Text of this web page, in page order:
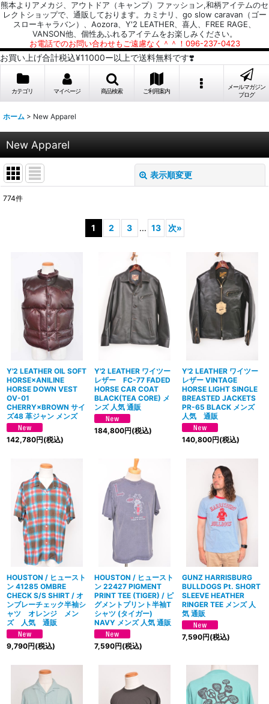
熊本よりアメカジ、アウトドア（キャンプ）ファッション,和柄アイテムのセ
レクトショップで、通販しております。カミナリ、go slow caravan（ゴー
スローキャラバン）、Aozora、Y'2 LEATHER、喜人、FREE RAGE、
VANSON他、個性あふれるアイテムをお楽しみください。
お電話でのお問い合わせもご遠慮なく＾＾！096-237-0423
お買い上げ合計税込¥11000ー以上で送料無料です❣️
カテゴリ マイページ 商品検索 ご利用案内
メールマガジン
ブログ
ホーム > New Apparel
New Apparel
表示順変更
絞り込む
774件
1 2 3 ... 13 次»
Y'2 LEATHER OIL SOFT
HORSE×ANILINE
HORSE DOWN VEST
OV-01
CHERRY×BROWN サイ
ズ48 革ジャン メンズ
142,780円(税込)
Y'2 LEATHER ワイツー
レザー FC-77 FADED
HORSE CAR COAT
BLACK(TEA CORE) メ
ンズ 人気 通販
184,800円(税込)
Y'2 LEATHER ワイツー
レザー VINTAGE
HORSE LIGHT SINGLE
BREASTED JACKETS
PR-65 BLACK メンズ
人気 通販
140,800円(税込)
HOUSTON / ヒュースト
ン 41285 OMBRE
CHECK S/S SHIRT / オ
ンブレーチェック半袖シ
ャツ オレンジ メン
ズ 人気 通販
9,790円(税込)
HOUSTON / ヒュースト
ン 22427 PIGMENT
PRINT TEE (TIGER) / ピ
グメントプリント半袖T
シャツ (タイガー)
NAVY メンズ 人気 通販
7,590円(税込)
GUNZ HARRISBURG
BULLDOGS Pt. SHORT
SLEEVE HEATHER
RINGER TEE メンズ 人
気 通販
7,590円(税込)